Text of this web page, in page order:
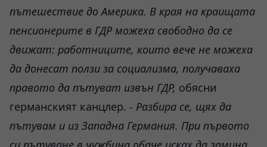
пътешествие до Америка. В края на краищата
пенсионерите в ГДР можеха свободно да се
движат: работниците, които вече не можеха
да донесат ползи за социализма, получаваха
правото да пътуват извън ГДР, обясни
германският канцлер. - Разбира се, щях да
пътувам и из Западна Германия. При първото